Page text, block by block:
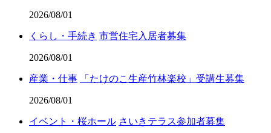
2026/08/01
くらし・手続き 市営住宅入居者募集
2026/08/01
産業・仕事 「たけのこ生産竹林楽校」受講生募集
2026/08/01
イベント・桜ホール さいきテラス参加者募集